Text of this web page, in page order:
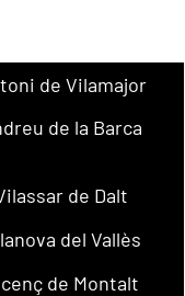
de Vilamajor
de la Barca
de Dalt
del Vallès
de Montalt